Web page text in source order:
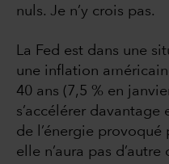
nuls. Je n’y crois pas.
La Fed est dans une
une inflation
40 ans (7,5 % en
s’accélérer
de l’énergie provoqué
elle n’aura pas